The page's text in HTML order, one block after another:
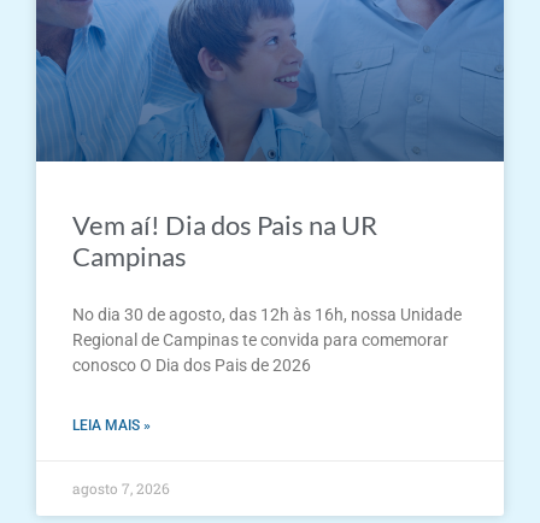
Vem aí! Dia dos Pais na UR
Campinas
No dia 30 de agosto, das 12h às 16h, nossa Unidade
Regional de Campinas te convida para comemorar
conosco O Dia dos Pais de 2026
LEIA MAIS »
agosto 7, 2026